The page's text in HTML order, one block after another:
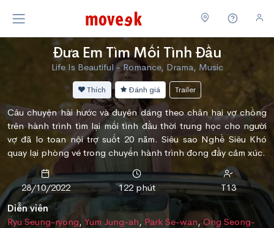
Đưa Em Tìm Mối Tình Đầu
Life Is Beautiful - Romance, Drama, Music
Thích Đánh giá Trailer
Câu chuyện hài hước và duyên dáng theo chân hai vợ chồng
trên hành trình tìm lại mối tình đầu thời trung học cho người
vợ đã lo toan nội trợ suốt 20 năm. Siêu sao Nghề Siêu Khó
quay lại phòng vé trong chuyến hành trình đong đầy cảm xúc.
28/10/2022 122 phút
T13
Diễn viên
Ryu Seung-ryong, Yum Jung-ah, Park Se-wan, Ong Seong-